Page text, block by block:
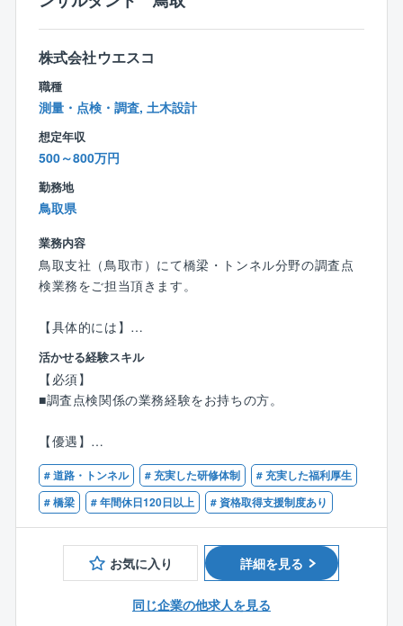
なるなど、地域のお客様に高いご指示を頂いていま
す。
後期高齢者の方も勤務いただくなど、定年後も技能を
生かして継続勤務可能な会社です。
経営理念を通じて業者様も大切にして目の前の利益よ
り永続を目指す企業です。
株式会社ウエスコ
職種
測量・点検・調査, 土木設計
想定年収
500～800万円
勤務地
鳥取県
業務内容
鳥取支社（鳥取市）にて橋梁・トンネル分野の調査点
検業務をご担当頂きます。
【具体的には】
国及び地方自治体の橋梁分野の調査点検業務に従事い
ただきます。
・現場管理業務：現地での安全管理や作業管理、工程
管理（実際の点検作業は協力会社が実施する）
・点検結果の確認、チェック、とりまとめ
・発注者との協議は基本的になし、管理技術者に同行
することはあり
・遠方への出張あり、ただし、個事情による配慮が可
能
・夜間作業は、規制状況や緊急点検により発生するケ
ースもある（ほぼなし）
■業務内容：主に橋梁分野の調査点検に関わる業務を行
活かせる経験スキル
【必須】
■調査点検関係の業務経験をお持ちの方。
【優遇】
■道路橋点検士の資格をお持ちの方
■技術士（道路・鋼構造及びコンクリート）
■RCCM（道路・鋼構造及びコンクリート）の資格をお
持ちの方。
# 道路・トンネル # 充実した研修体制
# 充実した福利厚生
# 橋梁
# 年間休日120日以上 # 資格取得支援制度あり
お気に入り 詳細を見る
同じ企業の他求人を見る